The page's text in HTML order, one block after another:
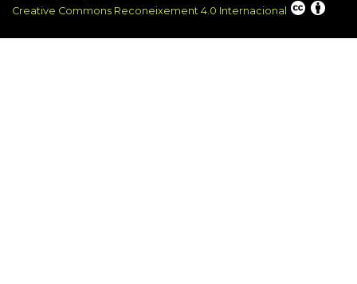
Creative Commons Reconeixement 4.0 Internacional